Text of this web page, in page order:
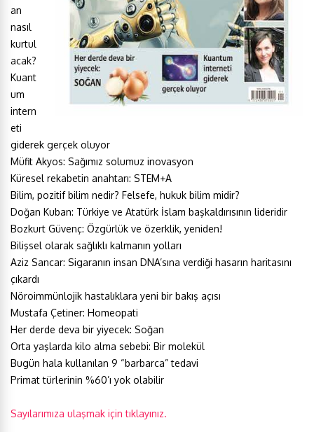
an
nasıl
kurtul
acak?
Kuant
um
intern
eti
giderek gerçek oluyor
Müfit Akyos: Sağımız solumuz inovasyon
Küresel rekabetin anahtarı: STEM+A
Bilim, pozitif bilim nedir? Felsefe, hukuk bilim midir?
Doğan Kuban: Türkiye ve Atatürk İslam başkaldırısının lideridir
Bozkurt Güvenç: Özgürlük ve özerklik, yeniden!
Bilişsel olarak sağlıklı kalmanın yolları
Aziz Sancar: Sigaranın insan DNA’sına verdiği hasarın haritasını
çıkardı
Nöroimmünlojik hastalıklara yeni bir bakış açısı
Mustafa Çetiner: Homeopati
Her derde deva bir yiyecek: Soğan
Orta yaşlarda kilo alma sebebi: Bir molekül
Bugün hala kullanılan 9 “barbarca” tedavi
Primat türlerinin %60’ı yok olabilir
Sayılarımıza ulaşmak için tıklayınız.